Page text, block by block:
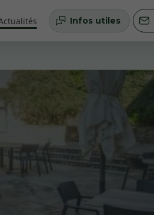
Infos utiles